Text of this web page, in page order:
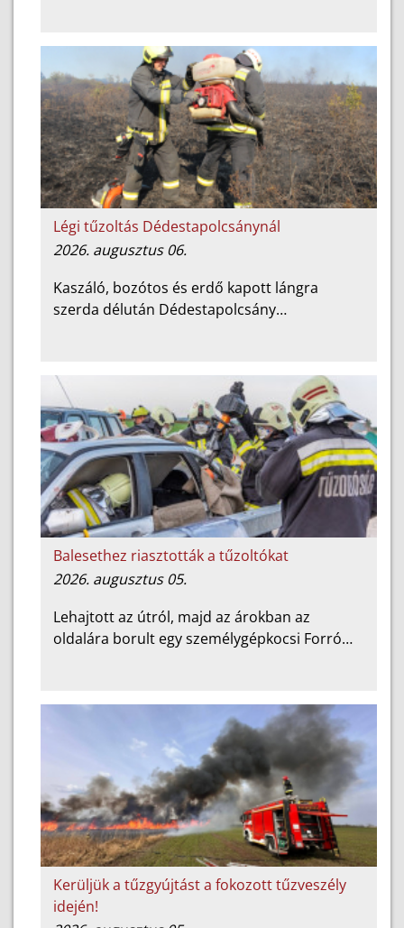
Légi tűzoltás Dédestapolcsánynál
2026. augusztus 06.
Kaszáló, bozótos és erdő kapott lángra
szerda délután Dédestapolcsány…
Balesethez riasztották a tűzoltókat
2026. augusztus 05.
Lehajtott az útról, majd az árokban az
oldalára borult egy személygépkocsi Forró…
Kerüljük a tűzgyújtást a fokozott tűzveszély
idején!